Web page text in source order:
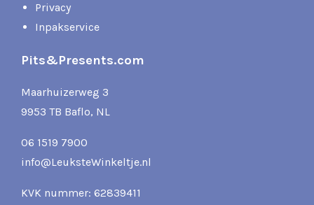
Privacy
Inpakservice
Pits&Presents.com
Maarhuizerweg 3
9953 TB Baflo, NL
06 1519 7900
info@LeuksteWinkeltje.nl
KVK nummer: 62839411